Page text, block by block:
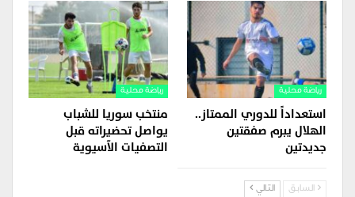
رياضة محلية
استعداداً للدوري الممتاز..
الهلال يبرم صفقتين
جديدتين
رياضة محلية
منتخب سوريا للشباب
يواصل تحضيراته قبل
التصفيات الآسيوية
السابق التالي